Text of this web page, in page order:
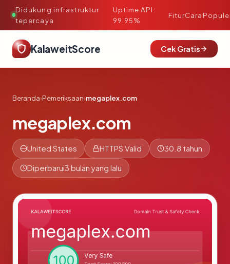
Didukung infrastruktur
tepercaya
·
Uptime API:
99.95%
FiturCara
KalaweitScore Cek Gratis
Beranda›Pemeriksaan›megaplex.com
megaplex.com
United States HTTPS Valid 30.8 tahun
Diperbarui3 bulan yang lalu